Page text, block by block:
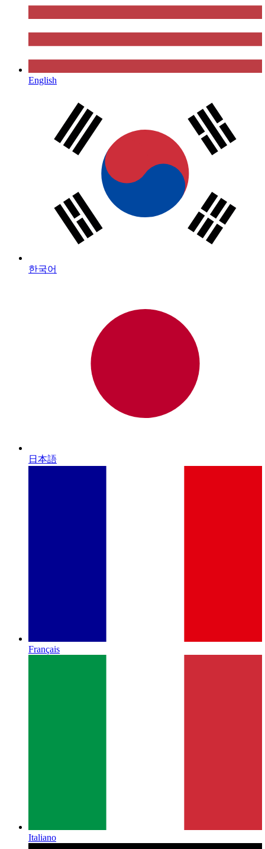
English
한국어
日本語
Français
Italiano